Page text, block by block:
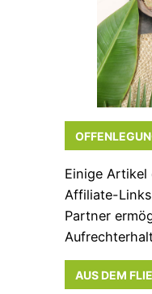
Einige Artikel
Affiliate-
Partner
AUS DEM